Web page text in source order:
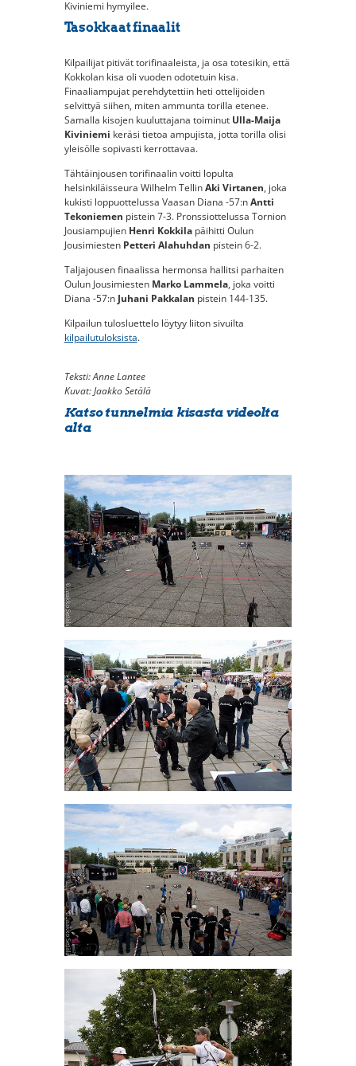
Kiviniemi hymyilee.
Tasokkaat finaalit
Kilpailijat pitivät torifinaaleista, ja osa totesikin, että
Kokkolan kisa oli vuoden odotetuin kisa.
Finaaliampujat perehdytettiin heti ottelijoiden
selvittyä siihen, miten ammunta torilla etenee.
Samalla kisojen kuuluttajana toiminut Ulla-Maija
Kiviniemi keräsi tietoa ampujista, jotta torilla olisi
yleisölle sopivasti kerrottavaa.
Tähtäinjousen torifinaalin voitti lopulta
helsinkiläisseura Wilhelm TellinAki Virtanen, joka
kukisti loppuottelussa Vaasan Diana -57:nAntti
Tekoniemen pistein 7-3. Pronssiottelussa Tornion
Jousiampujien Henri Kokkila päihitti Oulun
Jousimiesten Petteri Alahuhdan pistein 6-2.
Taljajousen finaalissa hermonsa hallitsi parhaiten
Oulun Jousimiesten Marko Lammela, joka voitti
Diana -57:n Juhani Pakkalan pistein 144-135.
Kilpailun tulosluettelo löytyy liiton sivuilta
kilpailutuloksista.
Teksti: Anne Lantee
Kuvat: Jaakko Setälä
Katso tunnelmia kisasta videolta
alta